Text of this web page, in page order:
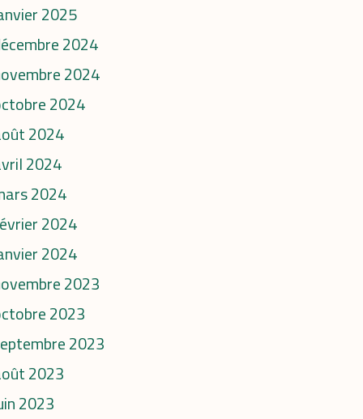
2025
2024
2024
2024
2024
2024
2024
2024
2024
2023
2023
2023
2023
2023